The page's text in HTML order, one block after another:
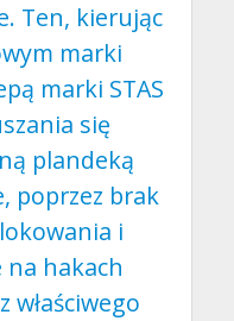
Ten, kierując
marki
marki STAS
się
plandeką
poprzez brak
i
na hakach
właściwego